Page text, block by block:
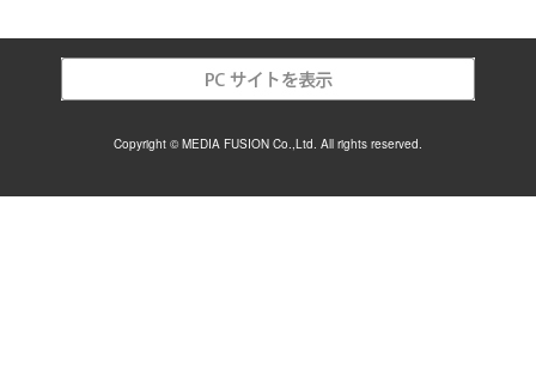
Copyright © MEDIA FUSION Co.,Ltd. All rights reserved.